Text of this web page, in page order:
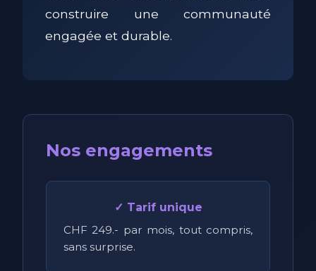
construire une communauté
engagée et durable.
Nos engagements
✓ Tarif unique
CHF 249.- par mois, tout compris,
sans surprise.